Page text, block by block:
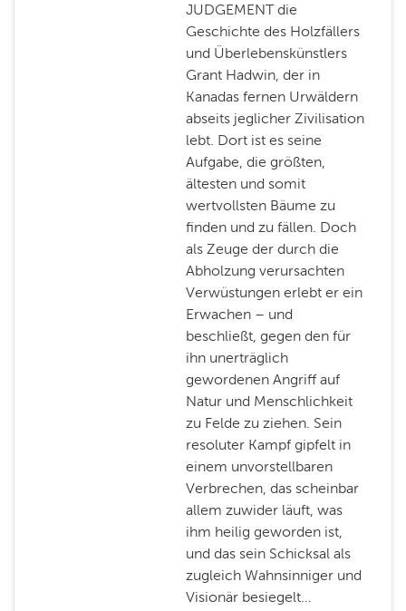
JUDGEMENT die
Geschichte des Holzfällers
und Überlebenskünstlers
Grant Hadwin, der in
Kanadas fernen Urwäldern
abseits jeglicher Zivilisation
lebt. Dort ist es seine
Aufgabe, die größten,
ältesten und somit
wertvollsten Bäume zu
finden und zu fällen. Doch
als Zeuge der durch die
Abholzung verursachten
Verwüstungen erlebt er ein
Erwachen – und
beschließt, gegen den für
ihn unerträglich
gewordenen Angriff auf
Natur und Menschlichkeit
zu Felde zu ziehen. Sein
resoluter Kampf gipfelt in
einem unvorstellbaren
Verbrechen, das scheinbar
allem zuwider läuft, was
ihm heilig geworden ist,
und das sein Schicksal als
zugleich Wahnsinniger und
Visionär besiegelt…